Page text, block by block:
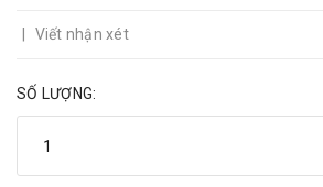
Viết nhận xét
SỐ LƯỢNG: